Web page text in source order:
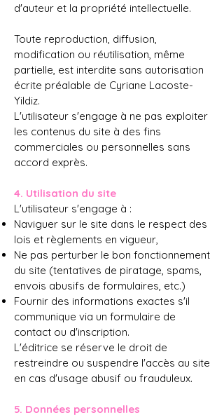
d'auteur et la propriété intellectuelle.
Toute reproduction, diffusion,
modification ou réutilisation, même
partielle, est interdite sans autorisation
écrite préalable de Cyriane Lacoste-
Yildiz.
L'utilisateur s'engage à ne pas exploiter
les contenus du site à des fins
commerciales ou personnelles sans
accord exprès.
4. Utilisation du site
L'utilisateur s'engage à :
Naviguer sur le site dans le respect des
lois et règlements en vigueur,
Ne pas perturber le bon fonctionnement
du site (tentatives de piratage, spams,
envois abusifs de formulaires, etc.)
Fournir des informations exactes s'il
communique via un formulaire de
contact ou d'inscription.
L'éditrice se réserve le droit de
restreindre ou suspendre l'accès au site
en cas d'usage abusif ou frauduleux.​
5. Données personnelles